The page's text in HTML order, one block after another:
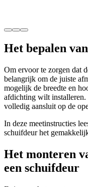
Het bepalen
Om ervoor te zorgen dat
belangrijk om de juiste
mogelijk de breedte en
afdichting wilt
volledig aansluit op de
In deze meetinstructies
schuifdeur het
Het monteren
een schuifdeur